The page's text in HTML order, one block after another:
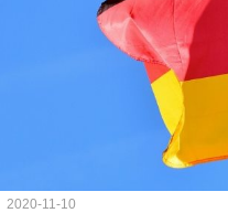
2020-11-10